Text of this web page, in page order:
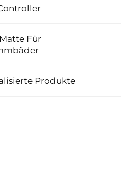
Für
Produkte